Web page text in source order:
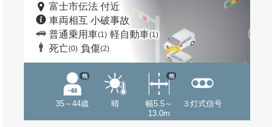
富士市伝法 付近
車両相互 小破事故
普通乗用車(1) 軽自動車(1)
死亡(0) 負傷(2)
35～44歳
他
晴
幅5.5～
13.0m
他
３灯式信号